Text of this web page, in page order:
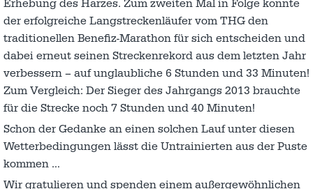
Erhebung des Harzes. Zum zweiten Mal in Folge konnte
der erfolgreiche Langstreckenläufer vom THG den
traditionellen Benefiz-Marathon für sich entscheiden und
dabei erneut seinen Streckenrekord aus dem letzten Jahr
verbessern – auf unglaubliche 6 Stunden und 33 Minuten!
Zum Vergleich: Der Sieger des Jahrgangs 2013 brauchte
für die Strecke noch 7 Stunden und 40 Minuten!
Schon der Gedanke an einen solchen Lauf unter diesen
Wetterbedingungen lässt die Untrainierten aus der Puste
kommen …
Wir gratulieren und spenden einem außergewöhnlichen